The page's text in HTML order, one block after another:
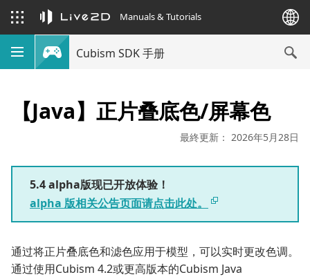
Manuals & Tutorials
Cubism SDK 手册
【Java】正片叠底色/屏幕色
最終更新： 2026年5月28日
5.4 alpha版现已开放体验！
alpha 版相关公告页面请点击此处。
通过将正片叠底色和滤色应用于模型，可以实时更改色调。
通过使用Cubism 4.2或更高版本的Cubism Java